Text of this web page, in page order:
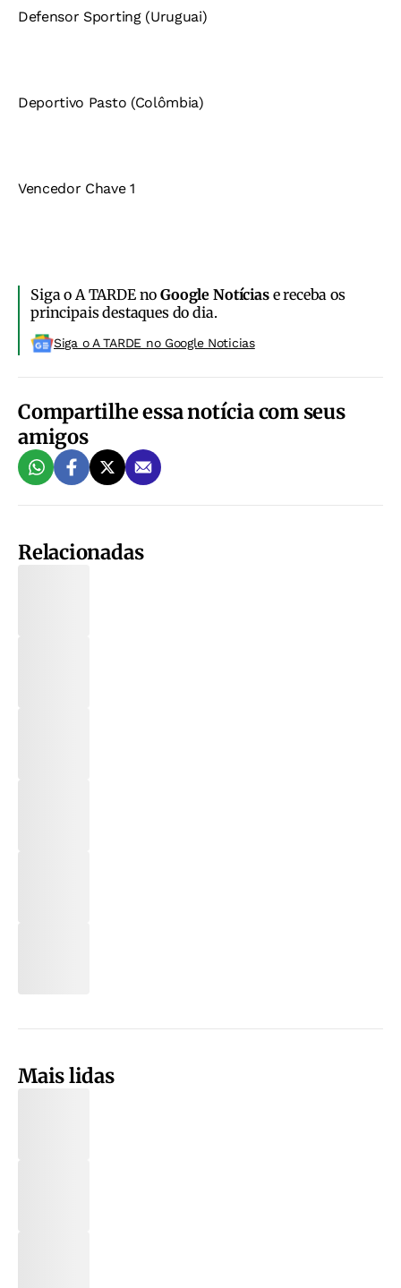
Defensor Sporting (Uruguai)
Deportivo Pasto (Colômbia)
Vencedor Chave 1
Siga o A TARDE noGoogle Notíciase receba os
principais destaques do dia.
Siga o A TARDE no Google Noticias
Compartilhe essa notícia com seus
amigos
Relacionadas
Mais lidas